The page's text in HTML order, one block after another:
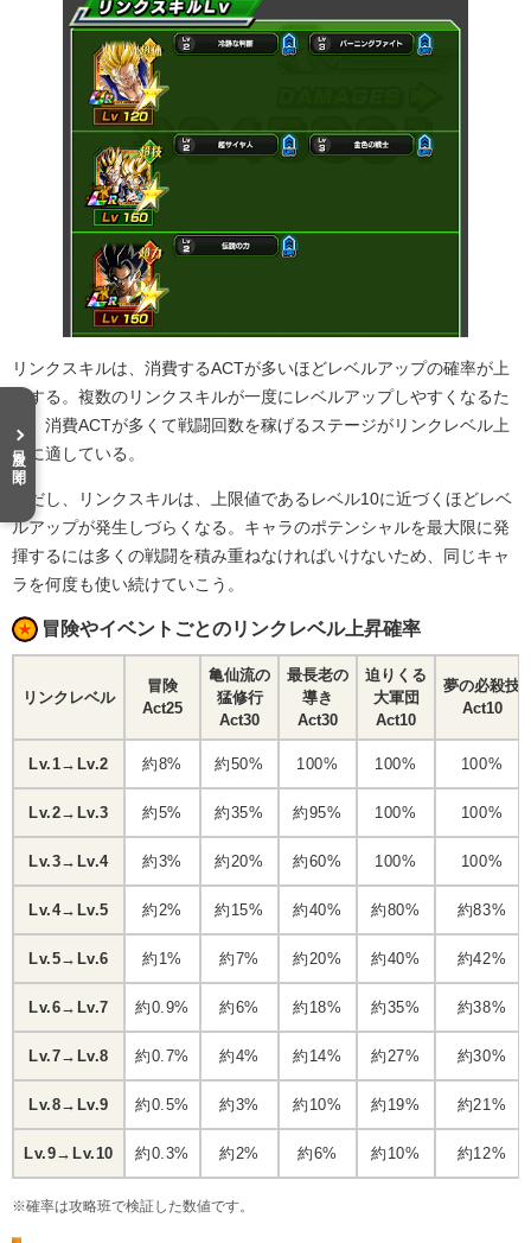
リンクスキルは、消費するACTが多いほどレベルアップの確率が上
昇する。複数のリンクスキルが一度にレベルアップしやすくなるた
め、消費ACTが多くて戦闘回数を稼げるステージがリンクレベル上
げに適している。
ただし、リンクスキルは、上限値であるレベル10に近づくほどレベ
ルアップが発生しづらくなる。キャラのポテンシャルを最大限に発
揮するには多くの戦闘を積み重ねなければいけないため、同じキャ
ラを何度も使い続けていこう。
冒険やイベントごとのリンクレベル上昇確率
リンクレベル
冒険
Act25
亀仙流の
猛修行
Act30
最長老の
導き
Act30
迫りくる
大軍団
Act10
夢の必殺技
Act10
Lv.1→Lv.2 約8% 約50% 100% 100% 100%
Lv.2→Lv.3 約5% 約35% 約95% 100% 100%
Lv.3→Lv.4 約3% 約20% 約60% 100% 100%
Lv.4→Lv.5 約2% 約15% 約40% 約80% 約83%
Lv.5→Lv.6 約1% 約7% 約20% 約40% 約42%
Lv.6→Lv.7 約0.9% 約6% 約18% 約35% 約38%
Lv.7→Lv.8 約0.7% 約4% 約14% 約27% 約30%
Lv.8→Lv.9 約0.5% 約3% 約10% 約19% 約21%
Lv.9→Lv.10 約0.3% 約2% 約6% 約10% 約12%
※確率は攻略班で検証した数値です。
目次を開く